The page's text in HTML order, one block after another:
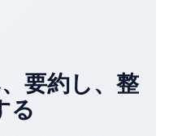
要約し、整
る